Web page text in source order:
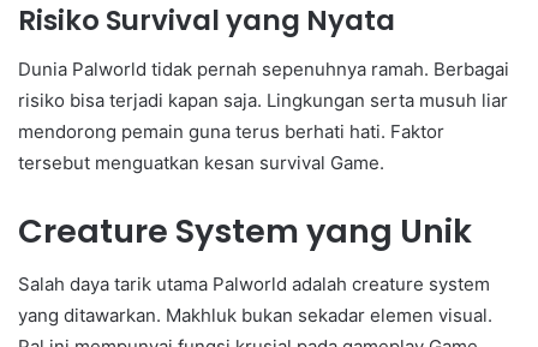
Risiko Survival yang Nyata
Dunia Palworld tidak pernah sepenuhnya ramah. Berbagai
risiko bisa terjadi kapan saja. Lingkungan serta musuh liar
mendorong pemain guna terus berhati hati. Faktor
tersebut menguatkan kesan survival Game.
Creature System yang Unik
Salah daya tarik utama Palworld adalah creature system
yang ditawarkan. Makhluk bukan sekadar elemen visual.